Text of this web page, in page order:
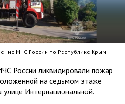
МЧС России по Республике Крым
России ликвидировали пожар
на седьмом этаже
Интернациональной.